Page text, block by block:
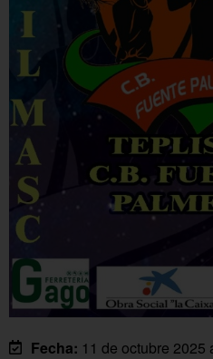
Fecha: 11 de octubre 2025